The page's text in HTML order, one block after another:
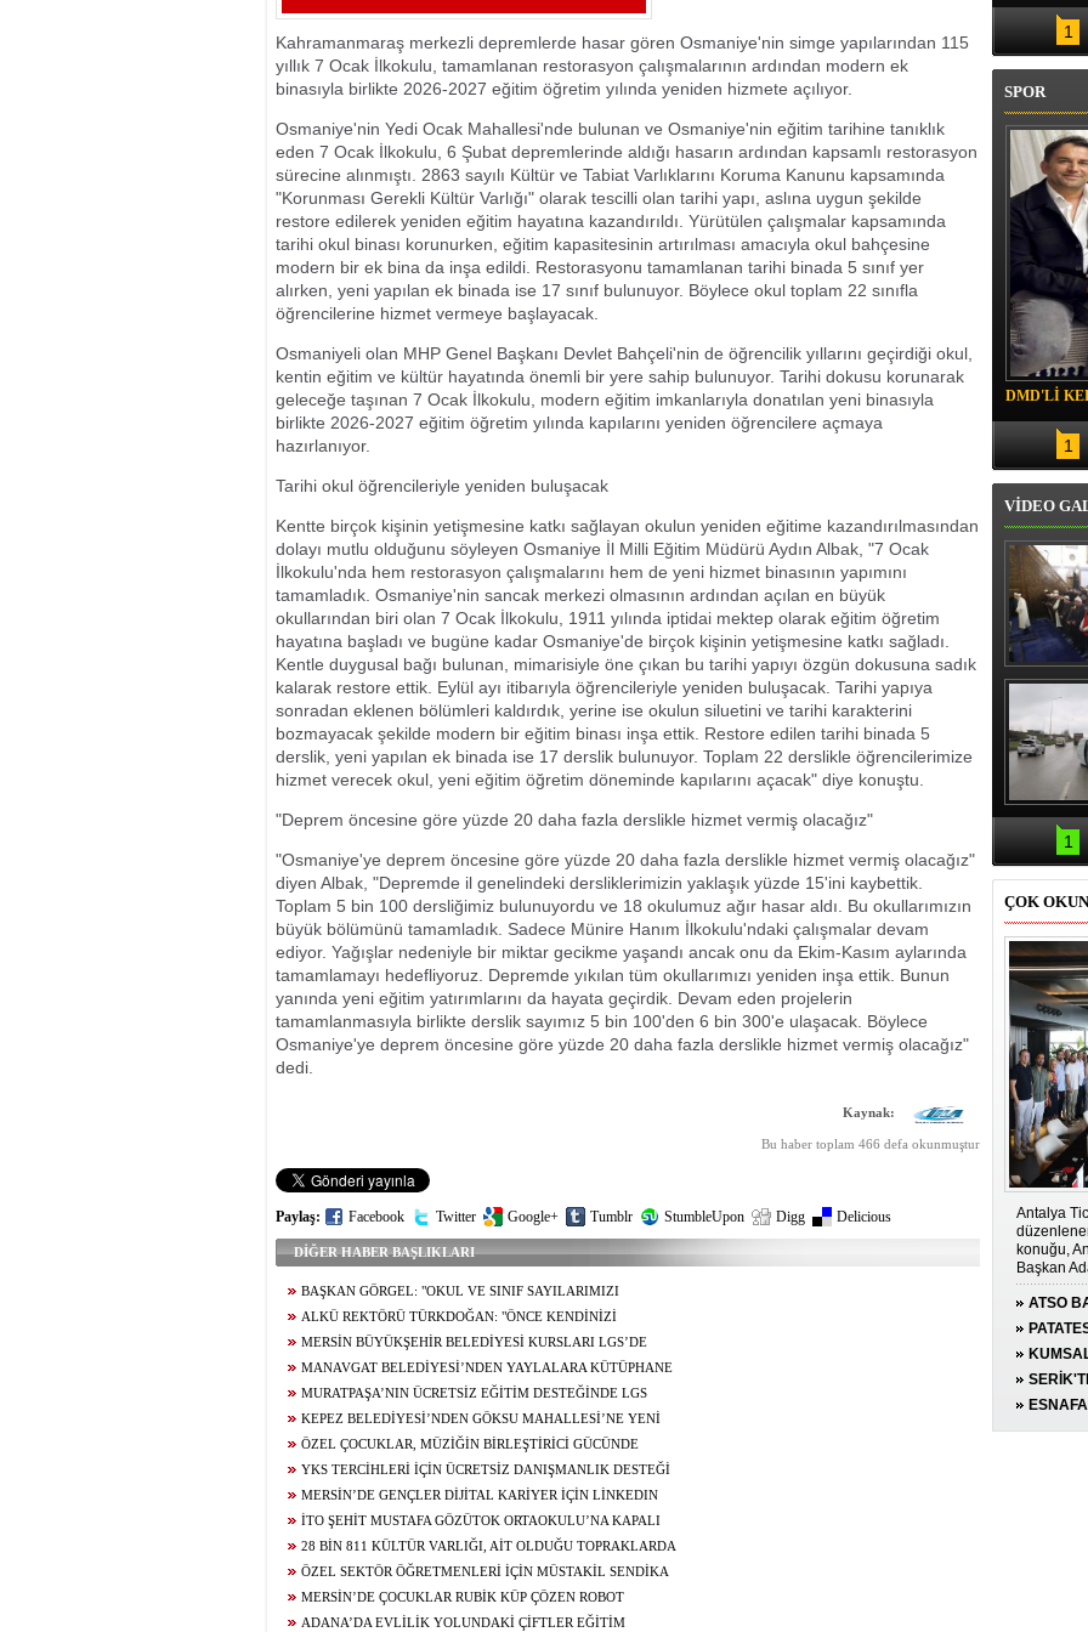
POPÜLASYONU İNCELENDİ
Kahramanmaraş merkezli depremlerde hasar gören Osmaniye'nin simge yapılarından 115
yıllık 7 Ocak İlkokulu, tamamlanan restorasyon çalışmalarının ardından modern ek
binasıyla birlikte 2026-2027 eğitim öğretim yılında yeniden hizmete açılıyor.
Osmaniye'nin Yedi Ocak Mahallesi'nde bulunan ve Osmaniye'nin eğitim tarihine tanıklık
eden 7 Ocak İlkokulu, 6 Şubat depremlerinde aldığı hasarın ardından kapsamlı restorasyon
sürecine alınmıştı. 2863 sayılı Kültür ve Tabiat Varlıklarını Koruma Kanunu kapsamında
"Korunması Gerekli Kültür Varlığı" olarak tescilli olan tarihi yapı, aslına uygun şekilde
restore edilerek yeniden eğitim hayatına kazandırıldı. Yürütülen çalışmalar kapsamında
tarihi okul binası korunurken, eğitim kapasitesinin artırılması amacıyla okul bahçesine
modern bir ek bina da inşa edildi. Restorasyonu tamamlanan tarihi binada 5 sınıf yer
alırken, yeni yapılan ek binada ise 17 sınıf bulunuyor. Böylece okul toplam 22 sınıfla
öğrencilerine hizmet vermeye başlayacak.
Osmaniyeli olan MHP Genel Başkanı Devlet Bahçeli'nin de öğrencilik yıllarını geçirdiği okul,
kentin eğitim ve kültür hayatında önemli bir yere sahip bulunuyor. Tarihi dokusu korunarak
geleceğe taşınan 7 Ocak İlkokulu, modern eğitim imkanlarıyla donatılan yeni binasıyla
birlikte 2026-2027 eğitim öğretim yılında kapılarını yeniden öğrencilere açmaya
hazırlanıyor.
Tarihi okul öğrencileriyle yeniden buluşacak
Kentte birçok kişinin yetişmesine katkı sağlayan okulun yeniden eğitime kazandırılmasından
dolayı mutlu olduğunu söyleyen Osmaniye İl Milli Eğitim Müdürü Aydın Albak, "7 Ocak
İlkokulu'nda hem restorasyon çalışmalarını hem de yeni hizmet binasının yapımını
tamamladık. Osmaniye'nin sancak merkezi olmasının ardından açılan en büyük
okullarından biri olan 7 Ocak İlkokulu, 1911 yılında iptidai mektep olarak eğitim öğretim
hayatına başladı ve bugüne kadar Osmaniye'de birçok kişinin yetişmesine katkı sağladı.
Kentle duygusal bağı bulunan, mimarisiyle öne çıkan bu tarihi yapıyı özgün dokusuna sadık
kalarak restore ettik. Eylül ayı itibarıyla öğrencileriyle yeniden buluşacak. Tarihi yapıya
sonradan eklenen bölümleri kaldırdık, yerine ise okulun siluetini ve tarihi karakterini
bozmayacak şekilde modern bir eğitim binası inşa ettik. Restore edilen tarihi binada 5
derslik, yeni yapılan ek binada ise 17 derslik bulunuyor. Toplam 22 derslikle öğrencilerimize
hizmet verecek okul, yeni eğitim öğretim döneminde kapılarını açacak" diye konuştu.
"Deprem öncesine göre yüzde 20 daha fazla derslikle hizmet vermiş olacağız"
"Osmaniye'ye deprem öncesine göre yüzde 20 daha fazla derslikle hizmet vermiş olacağız"
diyen Albak, "Depremde il genelindeki dersliklerimizin yaklaşık yüzde 15'ini kaybettik.
Toplam 5 bin 100 dersliğimiz bulunuyordu ve 18 okulumuz ağır hasar aldı. Bu okullarımızın
büyük bölümünü tamamladık. Sadece Münire Hanım İlkokulu'ndaki çalışmalar devam
ediyor. Yağışlar nedeniyle bir miktar gecikme yaşandı ancak onu da Ekim-Kasım aylarında
tamamlamayı hedefliyoruz. Depremde yıkılan tüm okullarımızı yeniden inşa ettik. Bunun
yanında yeni eğitim yatırımlarını da hayata geçirdik. Devam eden projelerin
tamamlanmasıyla birlikte derslik sayımız 5 bin 100'den 6 bin 300'e ulaşacak. Böylece
Osmaniye'ye deprem öncesine göre yüzde 20 daha fazla derslikle hizmet vermiş olacağız"
dedi.
Kaynak:
Bu haber toplam 466 defa okunmuştur
Paylaş: Facebook Twitter Google+ Tumblr StumbleUpon Digg Delicious
DİĞER HABER BAŞLIKLARI
BAŞKAN GÖRGEL: "OKUL VE SINIF SAYILARIMIZI
ARTIRDIK"
ALKÜ REKTÖRÜ TÜRKDOĞAN: "ÖNCE KENDİNİZİ
KEŞFEDİN, SONRA BÖLÜM SEÇİN"
MERSİN BÜYÜKŞEHİR BELEDİYESİ KURSLARI LGS’DE
BAŞARI GETİRDİ
MANAVGAT BELEDİYESİ’NDEN YAYLALARA KÜTÜPHANE
DESTEĞİ
MURATPAŞA’NIN ÜCRETSİZ EĞİTİM DESTEĞİNDE LGS
BAŞARISI
KEPEZ BELEDİYESİ’NDEN GÖKSU MAHALLESİ’NE YENİ
KREŞÖZEL ÇOCUKLAR, MÜZİĞİN BİRLEŞTİRİCİ GÜCÜNDE
BULUŞTU
YKS TERCİHLERİ İÇİN ÜCRETSİZ DANIŞMANLIK DESTEĞİ
SÜRÜYOR
MERSİN’DE GENÇLER DİJİTAL KARİYER İÇİN LİNKEDIN
EĞİTİMİ ALDI
İTO ŞEHİT MUSTAFA GÖZÜTOK ORTAOKULU’NA KAPALI
SPOR SALONU KAZANDIRILIYOR
28 BİN 811 KÜLTÜR VARLIĞI, AİT OLDUĞU TOPRAKLARDA
ÖZEL SEKTÖR ÖĞRETMENLERİ İÇİN MÜSTAKİL SENDİKA
KANUNU TALEBİ
MERSİN’DE ÇOCUKLAR RUBİK KÜP ÇÖZEN ROBOT
GELİŞTİRDİ
ADANA’DA EVLİLİK YOLUNDAKİ ÇİFTLER EĞİTİM
1
SPOR
DMD'Lİ
1
VİDEO
Erbaş,
Veli
teravih
1
ÇOK
Antalya
konuğu,
Başkan
ATSO